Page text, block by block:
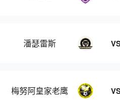
潘瑟雷斯
梅努阿皇家老鹰